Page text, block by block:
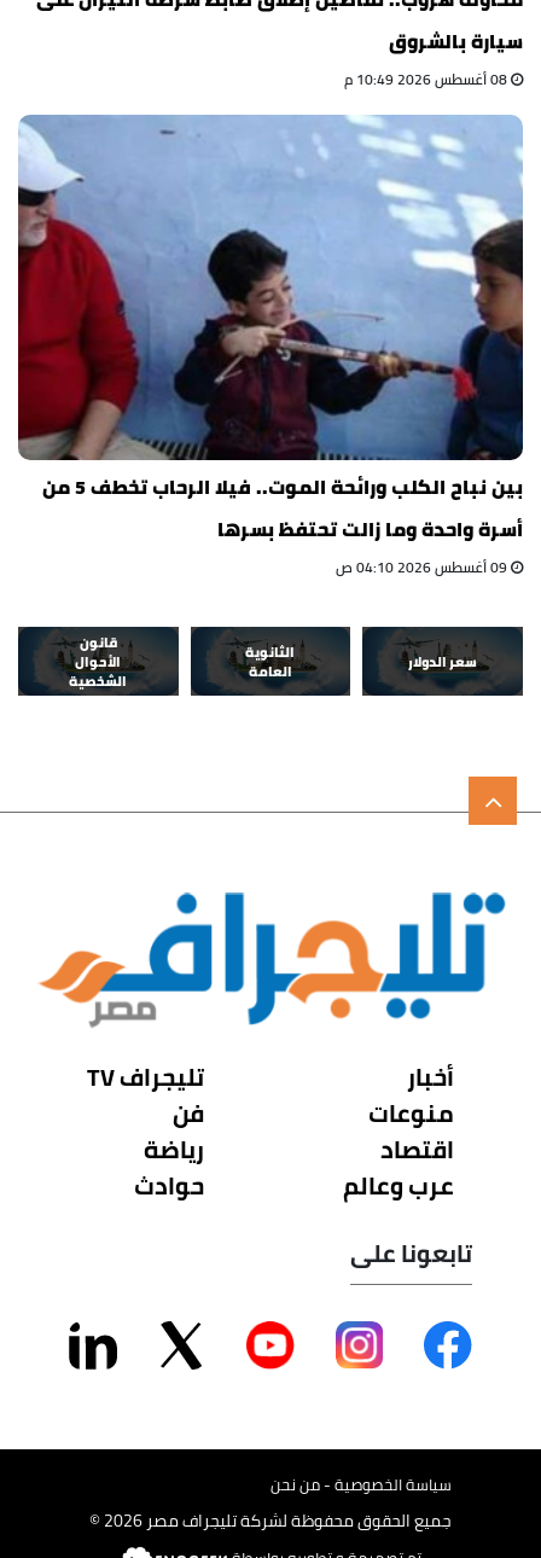
سيارة بالشروق
بين نباح الكلب ورائحة الموت.. فيلا الرحاب تخطف 5 من
أسرة واحدة وما زالت تحتفظ بسرها
سعر الدولار
الثانوية
العامة
قانون
الأحوال
الشخصية
أخبار
منوعات
اقتصاد
عرب وعالم
تليجراف TV
فن
رياضة
حوادث
تابعونا على
سياسة الخصوصية - من نحن
جميع الحقوق محفوظة لشركة تليجراف مصر 2026 ©